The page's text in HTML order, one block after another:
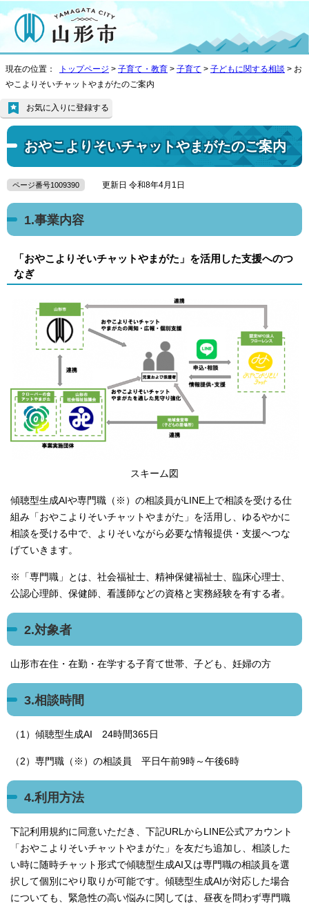
現在の位置： トップページ > 子育て・教育 > 子育て > 子どもに関する相談 > お
やこよりそいチャットやまがたのご案内
おやこよりそいチャットやまがたのご案内
お気に入りに登録する
ページ番号1009390 更新日 令和8年4月1日
1.事業内容
「おやこよりそいチャットやまがた」を活用した支援へのつ
なぎ
スキーム図
傾聴型生成AIや専門職（※）の相談員がLINE上で相談を受ける仕
組み「おやこよりそいチャットやまがた」を活用し、ゆるやかに
相談を受ける中で、よりそいながら必要な情報提供・支援へつな
げていきます。
※「専門職」とは、社会福祉士、精神保健福祉士、臨床心理士、
公認心理師、保健師、看護師などの資格と実務経験を有する者。
2.対象者
山形市在住・在勤・在学する子育て世帯、子ども、妊婦の方
3.相談時間
（1）傾聴型生成AI 24時間365日
（2）専門職（※）の相談員 平日午前9時～午後6時
4.利用方法
下記利用規約に同意いただき、下記URLからLINE公式アカウント
「おやこよりそいチャットやまがた」を友だち追加し、相談した
い時に随時チャット形式で傾聴型生成AI又は専門職の相談員を選
択して個別にやり取りが可能です。傾聴型生成AIが対応した場合
についても、緊急性の高い悩みに関しては、昼夜を問わず専門職